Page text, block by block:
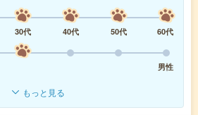
30代 40代 50代
60代
男性
もっと見る